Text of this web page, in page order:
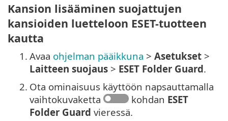
Kansion lisääminen suojattujen
kansioiden luetteloon ESET-tuotteen
kautta
1. Avaa ohjelman pääikkuna > Asetukset >
Laitteen suojaus > ESET Folder Guard.
2. Ota ominaisuus käyttöön napsauttamalla
vaihtokuvaketta
kohdan ESET
Folder Guard vieressä.